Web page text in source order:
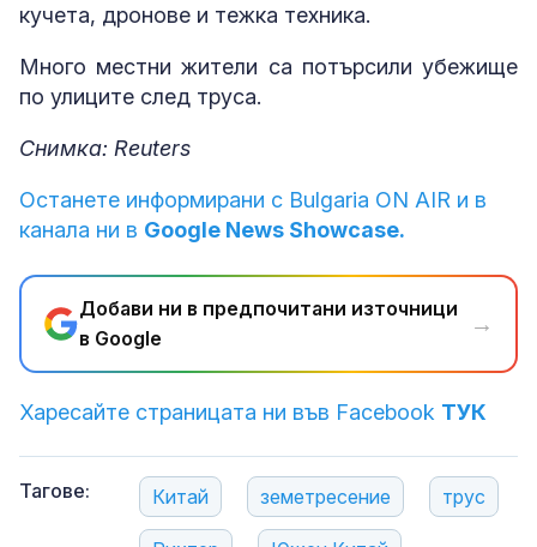
кучета, дронове и тежка техника.
Много местни жители са потърсили убежище
по улиците след труса.
Снимка: Reuters
Останете информирани с Bulgaria ON AIR и в
канала ни в Google News Showcase.
Добави ни в предпочитани източници
в Google
→
Харесайте страницата ни във Facebook ТУК
Тагове: Китай земетресение трус